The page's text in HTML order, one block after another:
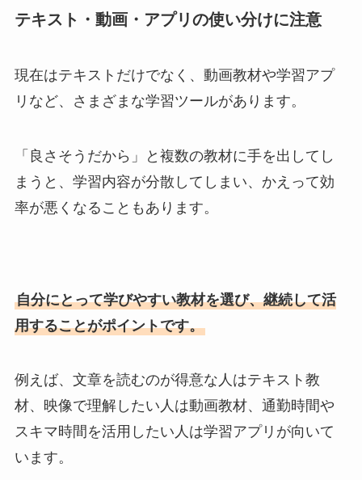
テキスト・動画・アプリの使い分けに注意
現在はテキストだけでなく、動画教材や学習アプ
リなど、さまざまな学習ツールがあります。
「良さそうだから」と複数の教材に手を出してし
まうと、学習内容が分散してしまい、かえって効
率が悪くなることもあります。
自分にとって学びやすい教材を選び、継続して活
用することがポイントです。
例えば、文章を読むのが得意な人はテキスト教
材、映像で理解したい人は動画教材、通勤時間や
スキマ時間を活用したい人は学習アプリが向いて
います。